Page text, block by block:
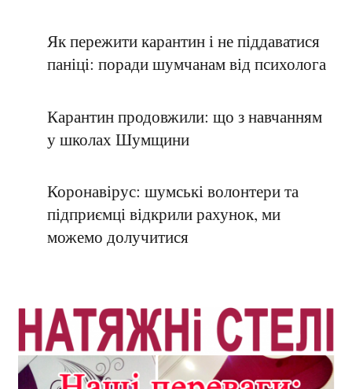
Як пережити карантин і не піддаватися
паніці: поради шумчанам від психолога
Карантин продовжили: що з навчанням
у школах Шумщини
Коронавірус: шумські волонтери та
підприємці відкрили рахунок, ми
можемо долучитися